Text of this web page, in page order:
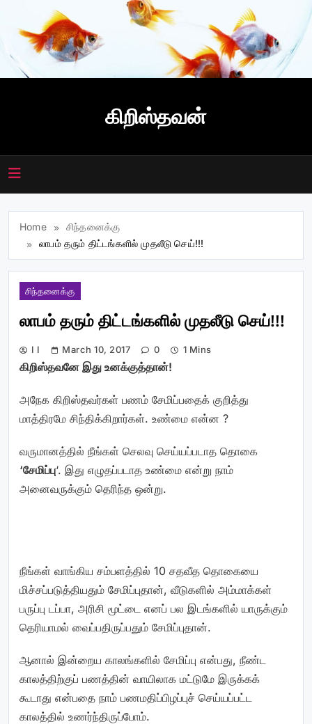
content
கிறிஸ்தவன்
Home
சிந்தனைக்கு
லாபம் தரும் திட்டங்களில் முதலீடு செய்!!!
சிந்தனைக்கு
லாபம் தரும் திட்டங்களில் முதலீடு செய்!!!
I I March 10, 2017 0 1 Mins
கிறிஸ்தவனே இது உனக்குத்தான்!
அநேக கிறிஸ்தவர்கள் பணம் சேமிப்பதைக் குறித்து
மாத்திரமே சிந்திக்கிறார்கள். உண்மை என்ன ?
வருமானத்தில் நீங்கள் செலவு செய்யப்படாத தொகை
‘சேமிப்பு‘. இது எழுதப்படாத உண்மை என்று நாம்
அனைவருக்கும் தெரிந்த ஒன்று.
நீங்கள் வாங்கிய சம்பளத்தில் 10 சதவீத தொகையை
மிச்சப்படுத்தியதும் சேமிப்புதான், வீடுகளில் அம்மாக்கள்
பருப்பு டப்பா, அரிசி மூட்டை எனப் பல இடங்களில் யாருக்கும்
தெரியாமல் வைப்பதிருப்பதும் சேமிப்புதான்.
ஆனால் இன்றைய காலங்களில் சேமிப்பு என்பது, நீண்ட
காலத்திற்குப் பணத்தின் வாயிலாக மட்டுமே இருக்கக்
கூடாது என்பதை நாம் பணமதிப்பிழப்புச் செய்யப்பட்ட
காலத்தில் உணர்ந்திருப்போம்.